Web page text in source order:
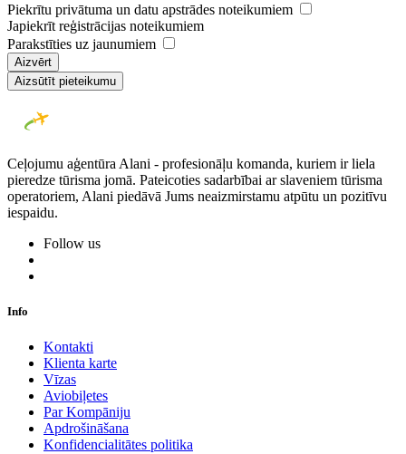
Piekrītu privātuma un datu apstrādes noteikumiem
Japiekrīt reģistrācijas noteikumiem
Parakstīties uz jaunumiem
Aizvērt
Aizsūtīt pieteikumu
Ceļojumu aģentūra Alani - profesionāļu komanda, kuriem ir liela
pieredze tūrisma jomā. Pateicoties sadarbībai ar slaveniem tūrisma
operatoriem, Alani piedāvā Jums neaizmirstamu atpūtu un pozitīvu
iespaidu.
Follow us
Info
Kontakti
Klienta karte
Vīzas
Aviobiļetes
Par Kompāniju
Apdrošināšana
Konfidencialitātes politika